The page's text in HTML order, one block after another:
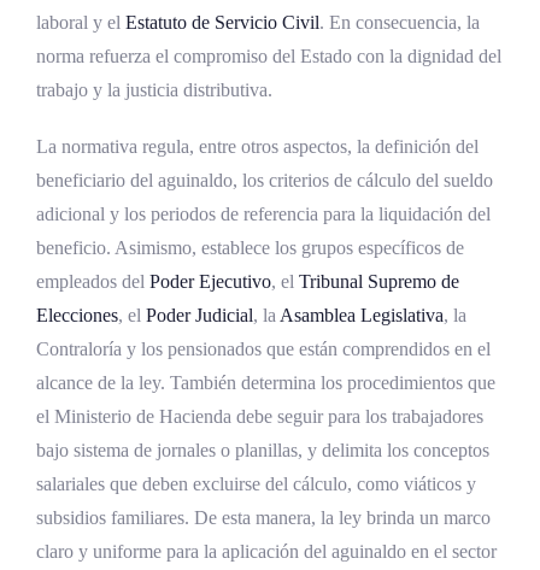
laboral y el Estatuto de Servicio Civil. En consecuencia, la
norma refuerza el compromiso del Estado con la dignidad del
trabajo y la justicia distributiva.
La normativa regula, entre otros aspectos, la definición del
beneficiario del aguinaldo, los criterios de cálculo del sueldo
adicional y los periodos de referencia para la liquidación del
beneficio. Asimismo, establece los grupos específicos de
empleados del Poder Ejecutivo, el Tribunal Supremo de
Elecciones, el Poder Judicial, la Asamblea Legislativa, la
Contraloría y los pensionados que están comprendidos en el
alcance de la ley. También determina los procedimientos que
el Ministerio de Hacienda debe seguir para los trabajadores
bajo sistema de jornales o planillas, y delimita los conceptos
salariales que deben excluirse del cálculo, como viáticos y
subsidios familiares. De esta manera, la ley brinda un marco
claro y uniforme para la aplicación del aguinaldo en el sector